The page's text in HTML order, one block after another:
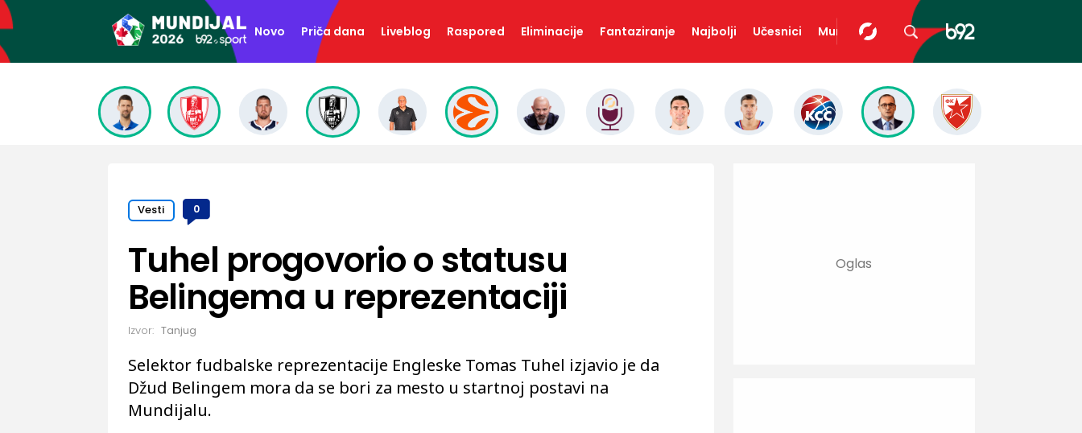
Novo Priča dana Liveblog Raspored Eliminacije Fantaziranje Najbolji Učesnici Mundopedija
Vesti 0
Tuhel progovorio o statusu
Belingema u reprezentaciji
Selektor fudbalske reprezentacije Engleske Tomas Tuhel izjavio je da
Džud Belingem mora da se bori za mesto u startnoj postavi na
Mundijalu.
Izvor: Tanjug